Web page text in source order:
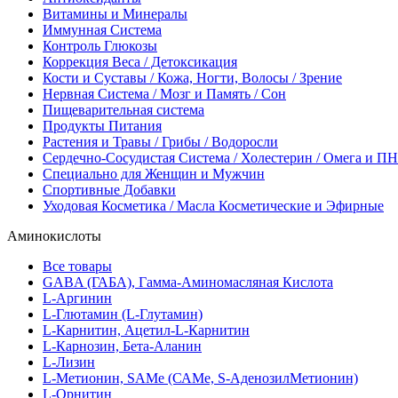
Витамины и Минералы
Иммунная Система
Контроль Глюкозы
Коррекция Веса / Детоксикация
Кости и Суставы / Кожа, Ногти, Волосы / Зрение
Нервная Система / Мозг и Память / Сон
Пищеварительная система
Продукты Питания
Растения и Травы / Грибы / Водоросли
Сердечно-Сосудистая Система / Холестерин / Омега и
Специально для Женщин и Мужчин
Спортивные Добавки
Уходовая Косметика / Масла Косметические и Эфирные
Аминокислоты
Все товары
GABA (ГАБА), Гамма-Аминомасляная Кислота
L-Аргинин
L-Глютамин (L-Глутамин)
L-Карнитин, Ацетил-L-Карнитин
L-Карнозин, Бета-Аланин
L-Лизин
L-Метионин, SAMe (САМе, S-АденозилМетионин)
L-Орнитин